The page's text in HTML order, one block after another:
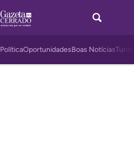
PolíticaOportunidadesBoas Notícias